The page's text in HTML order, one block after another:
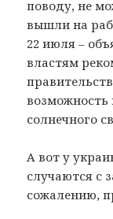
поводу, не
вышли на
22 июля –
властям
солнечного
А вот у
случаются с
сожалению,